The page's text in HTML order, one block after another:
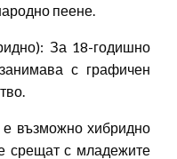
пеене.
За 18-годишно
с графичен
е възможно хибридно
срещат с младежите